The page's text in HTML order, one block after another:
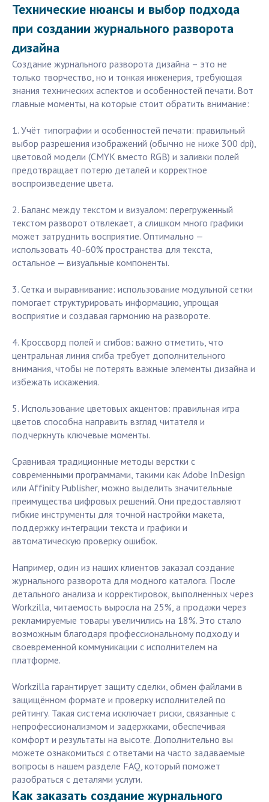
Технические нюансы и выбор подхода
при создании журнального разворота
дизайна
Создание журнального разворота дизайна – это не
только творчество, но и тонкая инженерия, требующая
знания технических аспектов и особенностей печати. Вот
главные моменты, на которые стоит обратить внимание:
1. Учёт типографии и особенностей печати: правильный
выбор разрешения изображений (обычно не ниже 300 dpi),
цветовой модели (CMYK вместо RGB) и заливки полей
предотвращает потерю деталей и корректное
воспроизведение цвета.
2. Баланс между текстом и визуалом: перегруженный
текстом разворот отвлекает, а слишком много графики
может затруднить восприятие. Оптимально —
использовать 40-60% пространства для текста,
остальное — визуальные компоненты.
3. Сетка и выравнивание: использование модульной сетки
помогает структурировать информацию, упрощая
восприятие и создавая гармонию на развороте.
4. Кроссворд полей и сгибов: важно отметить, что
центральная линия сгиба требует дополнительного
внимания, чтобы не потерять важные элементы дизайна и
избежать искажения.
5. Использование цветовых акцентов: правильная игра
цветов способна направить взгляд читателя и
подчеркнуть ключевые моменты.
Сравнивая традиционные методы верстки с
современными программами, такими как Adobe InDesign
или Affinity Publisher, можно выделить значительные
преимущества цифровых решений. Они предоставляют
гибкие инструменты для точной настройки макета,
поддержку интеграции текста и графики и
автоматическую проверку ошибок.
Например, один из наших клиентов заказал создание
журнального разворота для модного каталога. После
детального анализа и корректировок, выполненных через
Workzilla, читаемость выросла на 25%, а продажи через
рекламируемые товары увеличились на 18%. Это стало
возможным благодаря профессиональному подходу и
своевременной коммуникации с исполнителем на
платформе.
Workzilla гарантирует защиту сделки, обмен файлами в
защищённом формате и проверку исполнителей по
рейтингу. Такая система исключает риски, связанные с
непрофессионализмом и задержками, обеспечивая
комфорт и результаты на высоте. Дополнительно вы
можете ознакомиться с ответами на часто задаваемые
вопросы в нашем разделе FAQ, который поможет
разобраться с деталями услуги.
Как заказать создание журнального